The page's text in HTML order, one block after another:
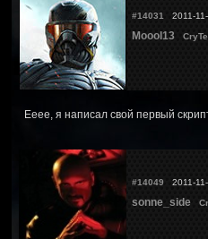
#14031 2011-
Moool13
Ееее, я написал свой первый
#14049 2011-
sonne_side